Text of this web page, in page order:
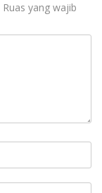
Ruas yang wajib